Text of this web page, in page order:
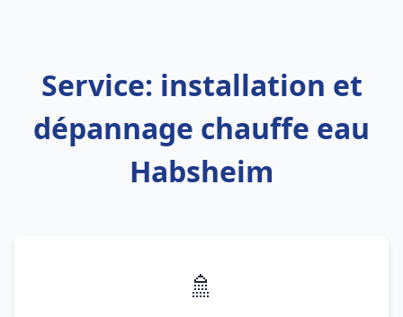
Service: installation et
dépannage chauffe eau
Habsheim
🚿